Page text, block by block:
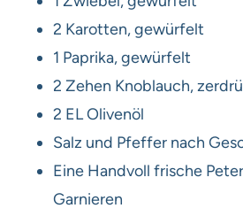
2 Karotten, gewürfelt
1 Paprika, gewürfelt
2 Zehen Knoblauch,
2 EL Olivenöl
Salz und Pfeffer nach
Eine Handvoll frische
Garnieren